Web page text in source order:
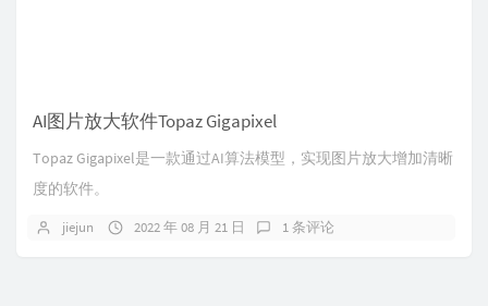
AI图片放大软件Topaz Gigapixel
Topaz Gigapixel是一款通过AI算法模型，实现图片放大增加清晰
度的软件。
jiejun 2022 年 08 月 21 日 1 条评论